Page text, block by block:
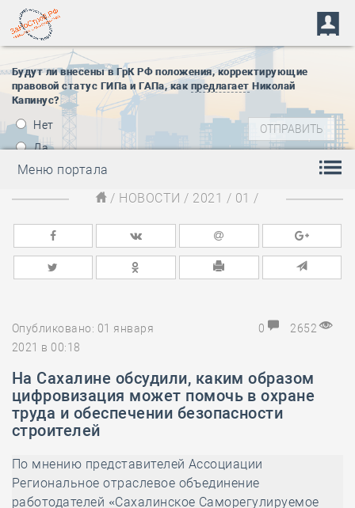
Будут ли внесены в ГрК РФ положения, корректирующие
правовой статус ГИПа и ГАПа, как предлагает Николай
Капинус?
Нет
Да
Меню портала
/ НОВОСТИ / 2021 / 01 /
Опубликовано: 01 января
2021 в 00:18
0 2652
На Сахалине обсудили, каким образом
цифровизация может помочь в охране
труда и обеспечении безопасности
строителей
По мнению представителей Ассоциации
Региональное отраслевое объединение
работодателей «Сахалинское Саморегулируемое